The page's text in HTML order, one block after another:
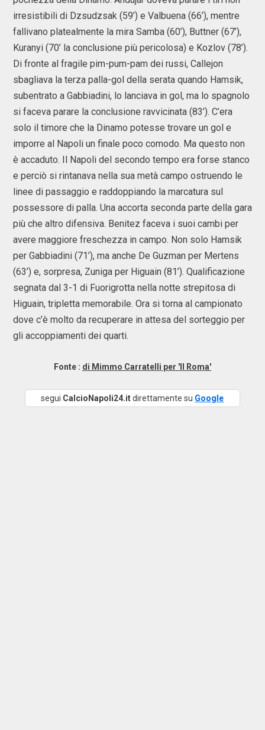
irresistibili di Dzsudzsak (59’) e Valbuena (66’), mentre
fallivano platealmente la mira Samba (60’), Buttner (67’),
Kuranyi (70’ la conclusione più pericolosa) e Kozlov (78’).
Di fronte al fragile pim-pum-pam dei russi, Callejon
sbagliava la terza palla-gol della serata quando Hamsik,
subentrato a Gabbiadini, lo lanciava in gol, ma lo spagnolo
si faceva parare la conclusione ravvicinata (83’). C’era
solo il timore che la Dinamo potesse trovare un gol e
imporre al Napoli un finale poco comodo. Ma questo non
è accaduto. Il Napoli del secondo tempo era forse stanco
e perciò si rintanava nella sua metà campo ostruendo le
linee di passaggio e raddoppiando la marcatura sul
possessore di palla. Una accorta seconda parte della gara
più che altro difensiva. Benitez faceva i suoi cambi per
avere maggiore freschezza in campo. Non solo Hamsik
per Gabbiadini (71’), ma anche De Guzman per Mertens
(63’) e, sorpresa, Zuniga per Higuain (81’). Qualificazione
segnata dal 3-1 di Fuorigrotta nella notte strepitosa di
Higuain, tripletta memorabile. Ora si torna al campionato
dove c’è molto da recuperare in attesa del sorteggio per
gli accoppiamenti dei quarti.
Fonte : di Mimmo Carratelli per 'Il Roma'
segui CalcioNapoli24.itdirettamente su Google